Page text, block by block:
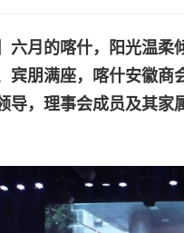
六月的喀什，阳光温柔
宾朋满座，喀什安徽
导，理事会成员及其